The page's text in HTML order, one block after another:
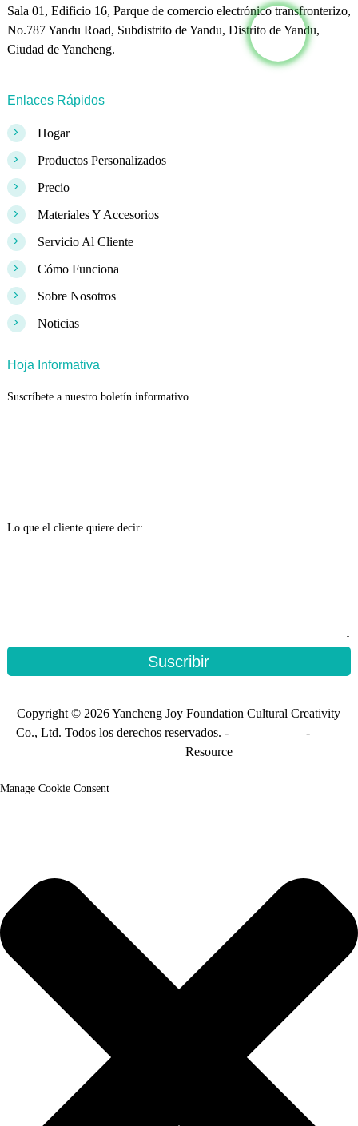
Sala 01, Edificio 16, Parque de comercio electrónico transfronterizo,
No.787 Yandu Road, Subdistrito de Yandu, Distrito de Yandu,
Ciudad de Yancheng.
Enlaces Rápidos
> Hogar
> Productos Personalizados
> Precio
> Materiales Y Accesorios
> Servicio Al Cliente
> Cómo Funciona
> Sobre Nosotros
> Noticias
Hoja Informativa
Suscríbete a nuestro boletín informativo
Lo que el cliente quiere decir:
Suscribir
Copyright © 2026 Yancheng Joy Foundation Cultural Creativity
Co., Ltd. Todos los derechos reservados. -
-
Resource
Manage Cookie Consent